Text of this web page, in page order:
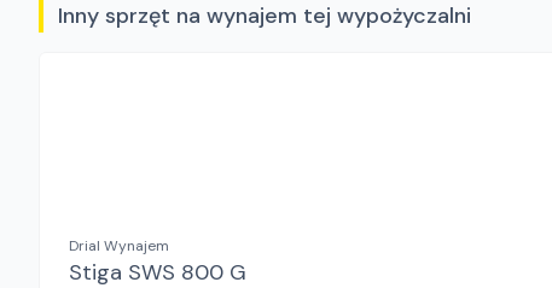
Inny sprzęt na wynajem tej wypożyczalni
Drial Wynajem
Stiga SWS 800 G